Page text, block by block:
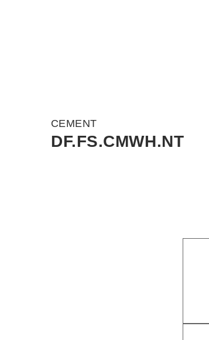
CEMENT
DF.FS.CMWH.NT